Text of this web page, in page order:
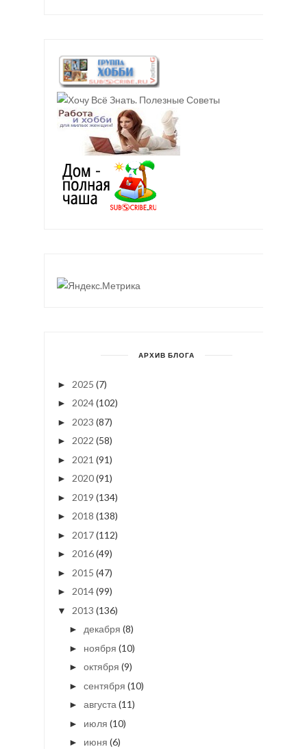
АРХИВ БЛОГА
► 2025 (7)
► 2024(102)
► 2023 (87)
► 2022 (58)
► 2021 (91)
► 2020(91)
► 2019 (134)
► 2018 (138)
► 2017(112)
► 2016(49)
► 2015 (47)
► 2014(99)
▼ 2013 (136)
► декабря (8)
► ноября (10)
► октября (9)
► сентября (10)
► августа (11)
► июля (10)
► июня (6)